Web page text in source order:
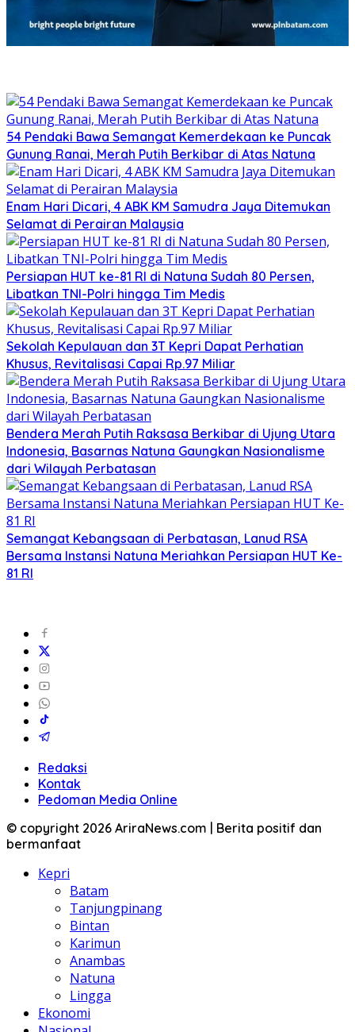
54 Pendaki Bawa Semangat Kemerdekaan ke Puncak
Gunung Ranai, Merah Putih Berkibar di Atas Natuna
Enam Hari Dicari, 4 ABK KM Samudra Jaya Ditemukan
Selamat di Perairan Malaysia
Persiapan HUT ke-81 RI di Natuna Sudah 80 Persen,
Libatkan TNI-Polri hingga Tim Medis
Sekolah Kepulauan dan 3T Kepri Dapat Perhatian
Khusus, Revitalisasi Capai Rp.97 Miliar
Bendera Merah Putih Raksasa Berkibar di Ujung Utara
Indonesia, Basarnas Natuna Gaungkan Nasionalisme
dari Wilayah Perbatasan
Semangat Kebangsaan di Perbatasan, Lanud RSA
Bersama Instansi Natuna Meriahkan Persiapan HUT Ke-
81 RI
Redaksi
Kontak
Pedoman Media Online
© copyright 2026 AriraNews.com | Berita positif dan
bermanfaat
Kepri
Batam
Tanjungpinang
Bintan
Karimun
Anambas
Natuna
Lingga
Ekonomi